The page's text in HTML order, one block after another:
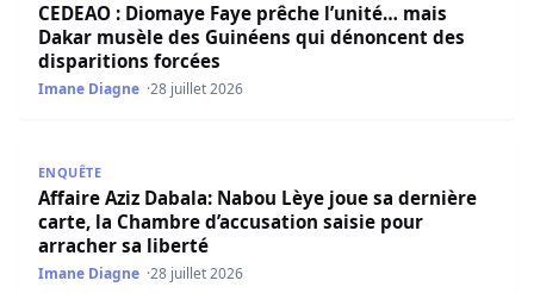
CEDEAO : Diomaye Faye prêche l’unité… mais
Dakar musèle des Guinéens qui dénoncent des
disparitions forcées
Imane Diagne 28 juillet 2026
ENQUÊTE
Affaire Aziz Dabala: Nabou Lèye joue sa dernière
carte, la Chambre d’accusation saisie pour
arracher sa liberté
Imane Diagne 28 juillet 2026